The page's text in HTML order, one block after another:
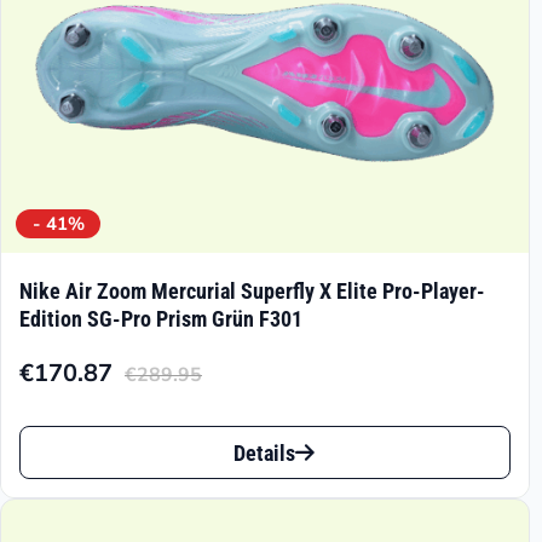
Produktseite
gewählt
werden
- 41%
Nike Air Zoom Mercurial Superfly X Elite Pro-Player-
Edition SG-Pro Prism Grün F301
€289.95
Ursprünglicher
Preis
€289.95
€170.87
Aktueller
Preis
€170.87.
Dieses
Produkt
Details